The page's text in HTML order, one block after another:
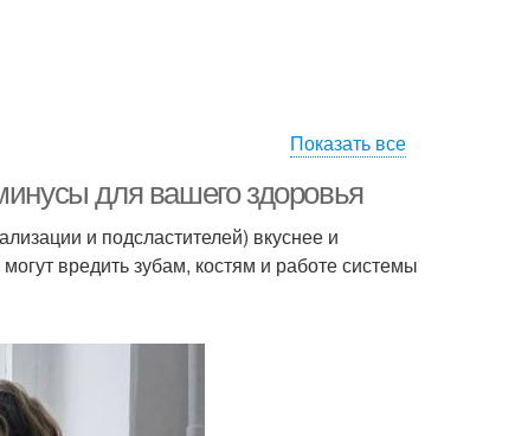
Показать все
для вашего здоровья
и подсластителей) вкуснее и
вредить зубам, костям и работе системы